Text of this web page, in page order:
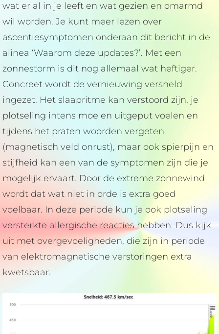
wat er al in je leeft en wat gezien en omarmd
wil worden. Je kunt meer lezen over
ascentiesymptomen onderaan dit bericht in de
alinea ‘Waarom deze updates?’. Met een
zonnestorm is dit nog allemaal wat heftiger.
Concreet wordt de vernieuwing versneld
ingezet. Het slaapritme kan verstoord zijn, je
plotseling intens moe en uitgeput voelen en
tijdens het praten woorden vergeten
(magnetisch veld onrust), maar ook spierpijn en
stijfheid kan een van de symptomen zijn die je
mogelijk ervaart. Door de extreme zonnewind
wordt dat wat niet in orde is extra goed
voelbaar. In deze periode kun je ook plotseling
versterkte allergische reacties hebben. Dus kijk
uit met overgevoeligheden, die zijn in periode
van elektromagnetische verstoringen extra
kwetsbaar.